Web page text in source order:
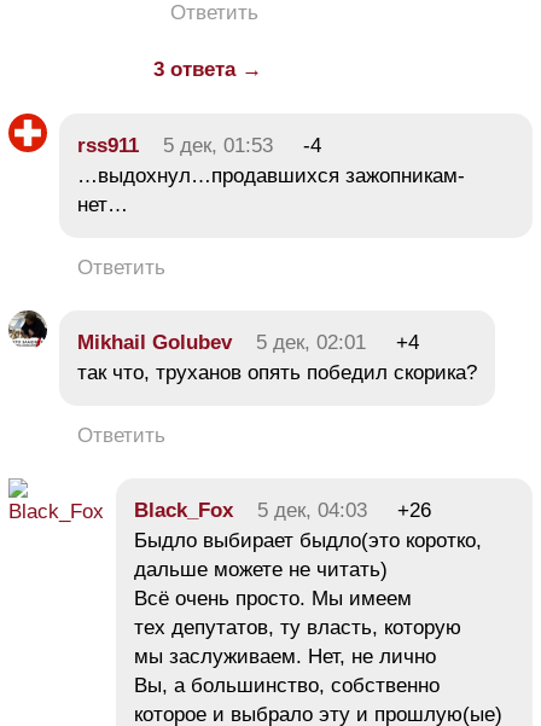
Ответить
3 ответа →
rss911 5 дек, 01:53
-4
…выдохнул…продавшихся зажопникам-
нет…
Ответить
Mikhail Golubev 5 дек, 02:01
+4
так что, труханов опять победил скорика?
Ответить
Black_Fox 5 дек, 04:03
+26
Быдло выбирает быдло(это коротко,
дальше можете не читать)
Всё очень просто. Мы имеем
тех депутатов, ту власть, которую
мы заслуживаем. Нет, не лично
Вы, а большинство, собственно
которое и выбрало эту и прошлую(ые)